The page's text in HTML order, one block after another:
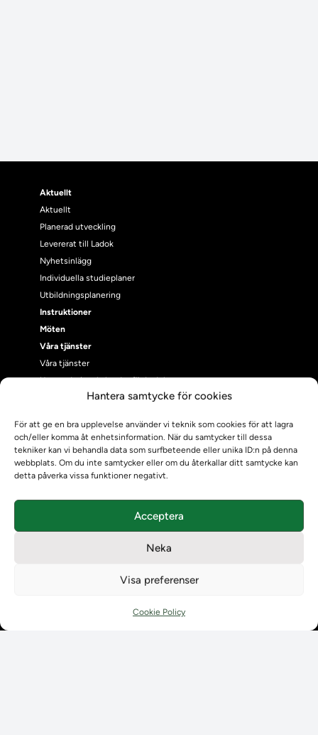
Hantera samtycke för cookies
För att ge en bra upplevelse använder vi teknik som cookies för att lagra
och/eller komma åt enhetsinformation. När du samtycker till dessa
tekniker kan vi behandla data som surfbeteende eller unika ID:n på denna
webbplats. Om du inte samtycker eller om du återkallar ditt samtycke kan
detta påverka vissa funktioner negativt.
Acceptera
Neka
Visa preferenser
Cookie Policy
Aktuellt
Aktuellt
Planerad utveckling
Levererat till Ladok
Nyhetsinlägg
Individuella studieplaner
Utbildningsplanering
Instruktioner
Möten
Våra tjänster
Våra tjänster
Uppgraderingskalender för Ladok
Driftmeddelanden
Emrex
Bak- och framgrund
Systemet Ladok
Verifiera eller kontrollera bevis
Kontrollera intyg
Om oss
Vision, strategi och produktplan